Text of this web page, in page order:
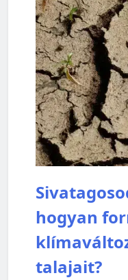
hogyan
talajait?